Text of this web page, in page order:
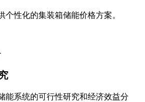
个性化的集装箱储能价格方案。
能系统的可行性研究和经济效益分